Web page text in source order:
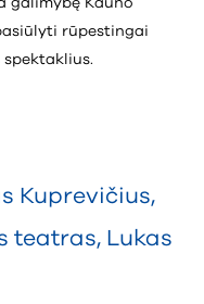
rūpestingai
Kuprevičius,
teatras, Lukas